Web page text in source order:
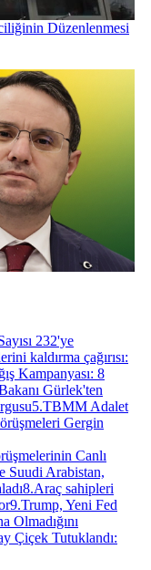
Düzenlenmesi
232'ye
kaldırma çağırısı:
Kampanyası: 8
Gürlek'ten
5.TBMM Adalet
Gergin
Canlı
Suudi Arabistan,
8.Araç sahipleri
9.Trump, Yeni Fed
Olmadığını
Çiçek Tutuklandı: